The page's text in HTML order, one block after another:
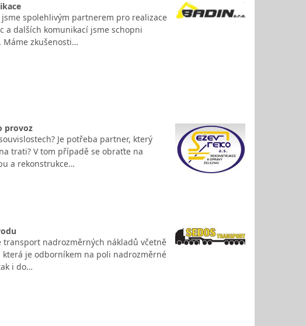
spolehlivým partnerem pro realizace
a dalších komunikací jsme schopni
Máme zkušenosti…
provoz
Je potřeba partner, který
trati? V tom případě se obraťte na
a rekonstrukce…
nadrozměrných nákladů včetně
která je odborníkem na poli nadrozměrné
i do…